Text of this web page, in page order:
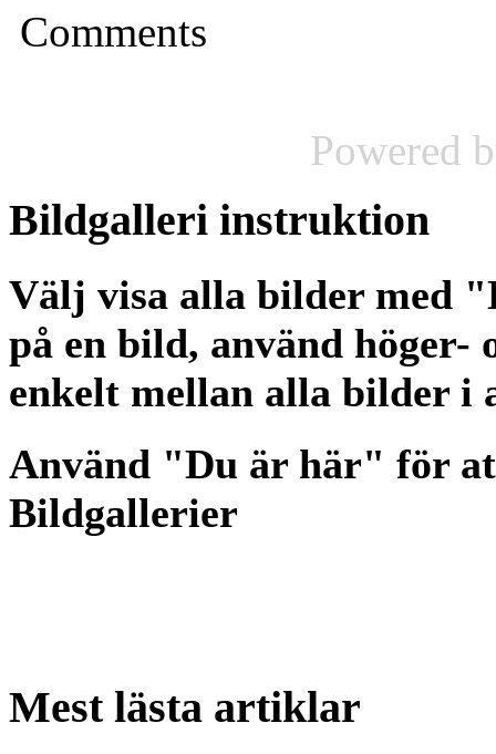
Comments
Powered
Bildgalleri instruktion
Välj visa alla bilder med
på en bild, använd
enkelt mellan alla bilder i
Använd "Du är här" för
Bildgallerier
Mest lästa artiklar